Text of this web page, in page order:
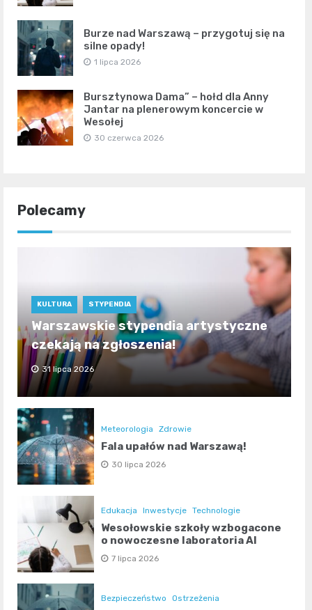
Burze nad Warszawą – przygotuj się na
silne opady!
1 lipca 2026
Bursztynowa Dama” – hołd dla Anny
Jantar na plenerowym koncercie w
Wesołej
30 czerwca 2026
Polecamy
KULTURA STYPENDIA
Warszawskie stypendia artystyczne
czekają na zgłoszenia!
31 lipca 2026
Meteorologia Zdrowie
Fala upałów nad Warszawą!
30 lipca 2026
Edukacja Inwestycje Technologie
Wesołowskie szkoły wzbogacone
o nowoczesne laboratoria AI
7 lipca 2026
Bezpieczeństwo Ostrzeżenia